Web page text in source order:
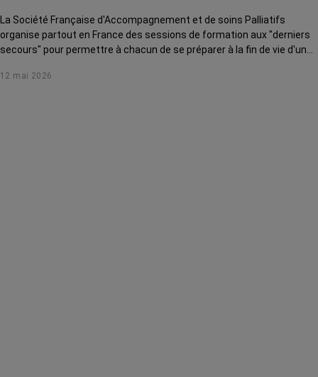
La Société Française d'Accompagnement et de soins Palliatifs
organise partout en France des sessions de formation aux "derniers
secours" pour permettre à chacun de se préparer à la fin de vie d'un
12 mai 2026